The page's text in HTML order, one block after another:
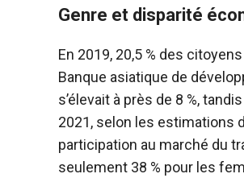
Genre et disparité
En 2019, 20,5 % des
Banque asiatique de
s’élevait à près de 8 %,
2021, selon les estimations
participation au marché du
seulement 38 % pour les